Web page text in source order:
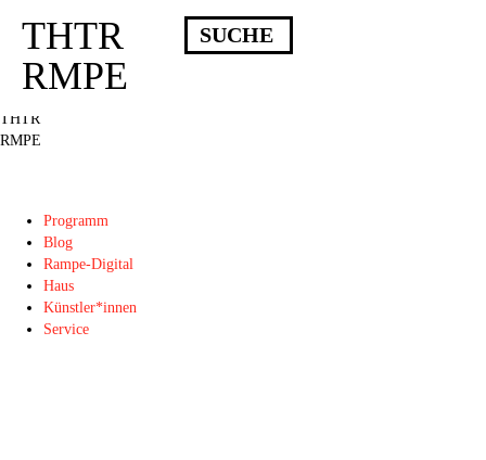
Deprecated : Die Funktion post_permalink ist seit Version 4.4.0 veraltet!
Verwende stattdessen get_permalink(). in
/homepages/10/d43051023/htdocs/wordpress/wp-includes/functions.php
THTR
RMPE
Programm
Blog
Rampe-Digital
Haus
Künstler*innen
Service
THTR
RMPE